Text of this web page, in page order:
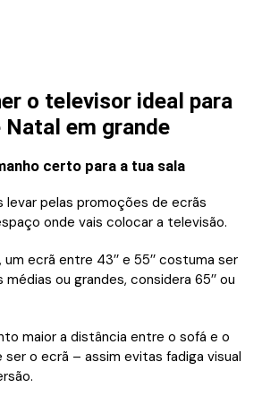
o televisor ideal para
em grande
certo para a tua sala
pelas promoções de ecrãs
onde vais colocar a televisão.
ecrã entre 43’’ e 55’’ costuma ser
ou grandes, considera 65’’ ou
maior a distância entre o sofá e o
ser o ecrã – assim evitas fadiga visual